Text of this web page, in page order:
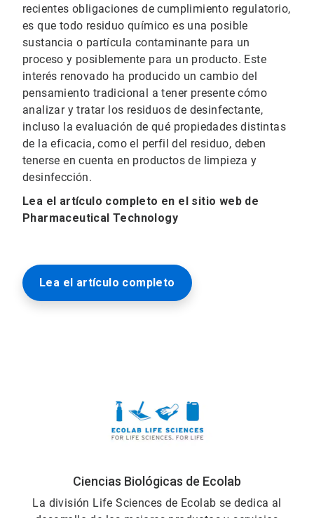
recientes obligaciones de cumplimiento regulatorio,
es que todo residuo químico es una posible
sustancia o partícula contaminante para un
proceso y posiblemente para un producto. Este
interés renovado ha producido un cambio del
pensamiento tradicional a tener presente cómo
analizar y tratar los residuos de desinfectante,
incluso la evaluación de qué propiedades distintas
de la eficacia, como el perfil del residuo, deben
tenerse en cuenta en productos de limpieza y
desinfección.
Lea el artículo completo en el sitio web de
Pharmaceutical Technology
Lea el artículo completo
Ciencias Biológicas de Ecolab
La división Life Sciences de Ecolab se dedica al